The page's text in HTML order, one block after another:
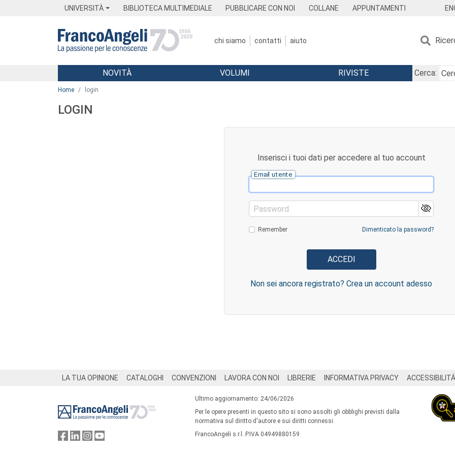
UNIVERSITÀ BIBLIOTECA MULTIMEDIALE PUBBLICARE CON NOI COLLANE APPUNTAMENTI
chi siamo contatti aiuto
Menu
NOVITÀ VOLUMI RIVISTE
Cerca:
Home login
LOGIN
Inserisci i tuoi dati per accedere al tuo account
Email utente
Password
Remember Dimenticato la password?
Non sei ancora registrato? Crea un account adesso
LA TUA OPINIONE CATALOGHI CONVENZIONI LAVORA CON NOI LIBRERIE INFORMATIVA PRIVACY ACCESSIBILITÁ
Ultimo aggiornamento: 24/06/2026
Per le opere presenti in questo sito si sono assolti gli obblighi previsti dalla
normativa sul diritto d'autore e sui diritti connessi.
FrancoAngeli s.r.l. P.IVA 04949880159